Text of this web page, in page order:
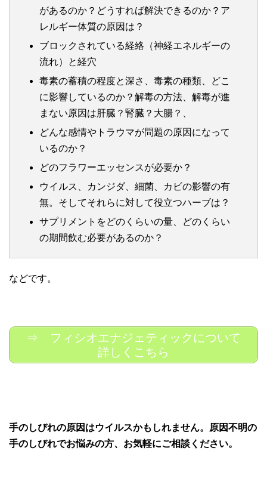
があるのか？どうすれば解決できるのか？ア
レルギー体質の原因は？
ブロックされている経絡（神経エネルギーの
流れ）と経穴
毒素の蓄積の程度と深さ、毒素の種類、どこ
に影響しているのか？解毒の方法、解毒が進
まない原因は肝臓？腎臓？大腸？、
どんな感情やトラウマが問題の原因になって
いるのか？
どのフラワーエッセンスが必要か？
ウイルス、カンジダ、細菌、カビの影響の有
無。そしてそれらに対して役立つハーブは？
サプリメントをどのくらいの量、どのくらい
の期間飲む必要があるのか？
などです。
⇒ フィシオエナジェティックについて
詳しくこちら
手のしびれの原因はウイルスかもしれません。原因不明の
手のしびれでお悩みの方、お気軽にご相談ください。